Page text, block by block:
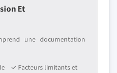
Et
une documentation
✓ Facteurs limitants et